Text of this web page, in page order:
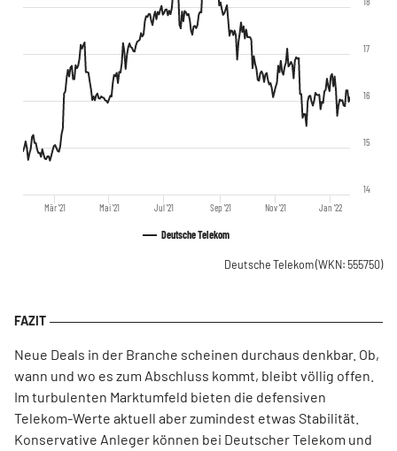
Deutsche Telekom
Mär '21 Mai '21 Jul '21 Sep '21 Nov '21 Jan '22
14
15
16
17
Deutsche Telekom(WKN: 555750)
Neue Deals in der Branche scheinen durchaus denkbar. Ob,
wann und wo es zum Abschluss kommt, bleibt völlig offen.
Im turbulenten Marktumfeld bieten die defensiven
Telekom-Werte aktuell aber zumindest etwas Stabilität.
Konservative Anleger können bei Deutscher Telekom und